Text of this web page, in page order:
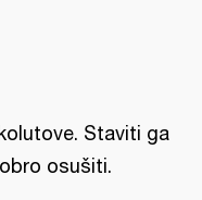
Staviti ga
osušiti.